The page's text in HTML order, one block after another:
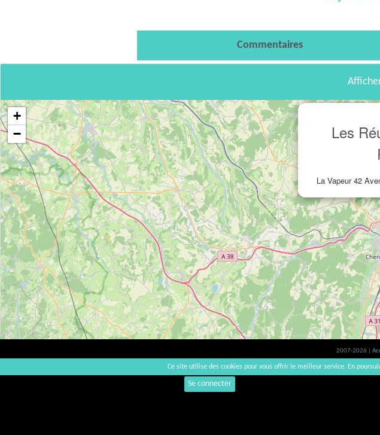
Commentaires
Les
La Vapeur 42
+
−
2007-2026 |
L'abus d'alcool est dangereux pour la
Se connecter
Ce site utilise des cookies pour vous offrir le meilleur service. En